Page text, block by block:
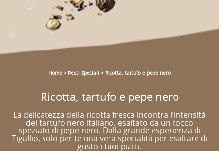
Home > Pesti Speciali > Ricotta, tartufo e pepe nero
Ricotta, tartufo e pepe nero
La delicatezza della ricotta fresca incontra l’intensità
del tartufo nero italiano, esaltato da un tocco
speziato di pepe nero. Dalla grande esperienza di
Tigullio, solo per te una vera specialità per esaltare di
gusto i tuoi piatti.